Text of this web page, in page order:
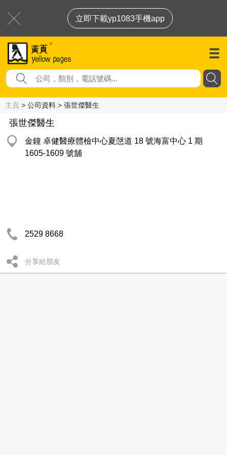
立即下載yp1083手機app
主頁 > 公司資料 > 張世傑醫生
張世傑醫生
金鐘 卓健醫療體檢中心夏愨道 18 號海富中心 1 期
1605-1609 號舖
2529 8668
分享給朋友